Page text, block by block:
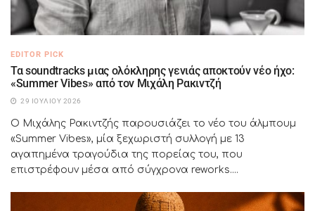
EDITOR PICK
Τα soundtracks μιας ολόκληρης γενιάς αποκτούν νέο ήχο:
«Summer Vibes» από τον Μιχάλη Ρακιντζή
29 ΙΟΥΛΊΟΥ 2026
Ο Μιχάλης Ρακιντζής παρουσιάζει το νέο του άλμπουμ
«Summer Vibes», μία ξεχωριστή συλλογή με 13
αγαπημένα τραγούδια της πορείας του, που
επιστρέφουν μέσα από σύγχρονα reworks....